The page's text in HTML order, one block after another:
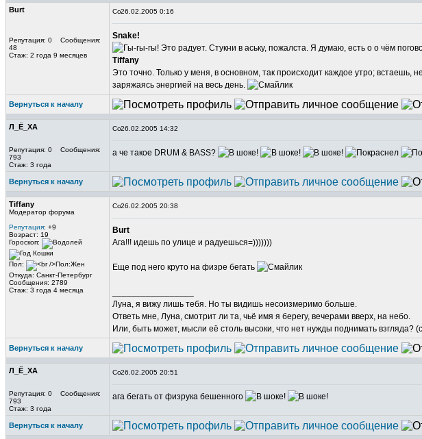
Burt
Репутация: 0 Сообщения:
48
Стаж: 2 года 9 месяцев
26.02.2005 0:16
Snake!
Это радует. Стукни в аську, пожалста. Я думаю, есть о о чём
Tiffany
Это точно. Только у меня, в основном, так происходит каждое утро;
заряжаясь энергией на весь день.
Вернуться к началу
Л_Ё_ХА
Репутация: 0 Сообщения:
793
Стаж: 3 года
26.02.2005 14:32
а че такое DRUM & BASS?
Вернуться к началу
Tiffany
Модератор форума
Репутация: +9
Возраст: 19
Гороскоп:
Пол:
Откуда: Санкт-Петербург
Сообщения: 2789
Стаж: 3 года 4 месяца
26.02.2005 20:38
Burt
Ага!!! идешь по улице и радуешься=)))))))
Еще под него круто на физре бегать
Луна, я вижу лишь тебя. Но ты видишь несоизмеримо больше.
Ответь мне, Луна, смотрит ли та, чьё имя я берегу, вечерами вверх, на небо.
Или, быть может, мысли её столь высоки, что нет нужды поднимать взгляда?
Вернуться к началу
Л_Ё_ХА
Репутация: 0 Сообщения:
793
Стаж: 3 года
26.02.2005 20:51
ага бегать от физрука бешенного
Вернуться к началу